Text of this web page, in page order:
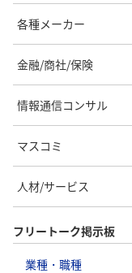
各種メーカー
金融/商社/保険
情報通信コンサル
マスコミ
人材/サービス
フリートーク掲示板
業種・職種